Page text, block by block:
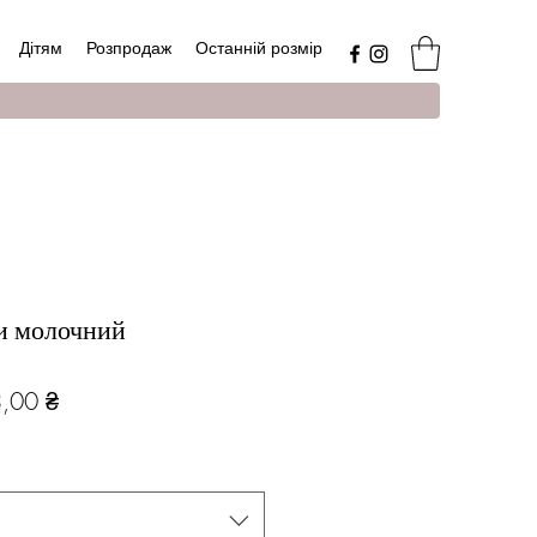
Дітям Розпродаж Останній розмір
молочний
₴За